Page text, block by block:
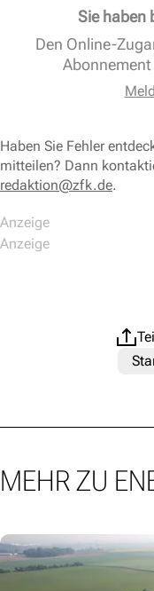
Sie haben
Den Online-
Haben Sie Fehler
mitteilen? Dann
redaktion@zfk.de.
MEHR ZU